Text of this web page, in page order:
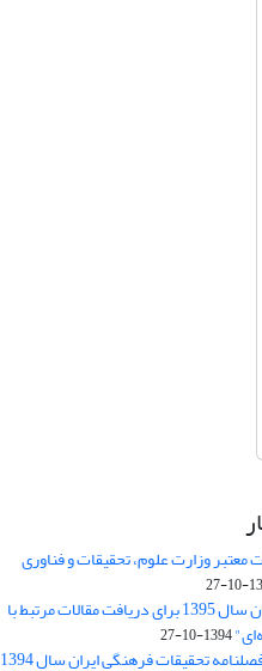
وزارت علوم، تحقیقات و فناوری
فراخوان تابستان سال 1395 برای دریافت مقالات مرتبط با
1394-10-27
فراخوان مقاله فصلنامه تحقیقات فرهنگی ایران سال 1394